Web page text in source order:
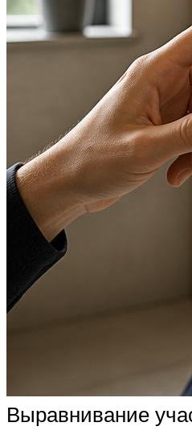
Выравнивание